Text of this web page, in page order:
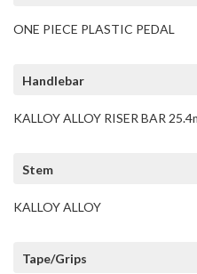
ONE PIECE PLASTIC PEDAL
Handlebar
KALLOY ALLOY RISER BAR
Stem
KALLOY ALLOY
Tape/Grips